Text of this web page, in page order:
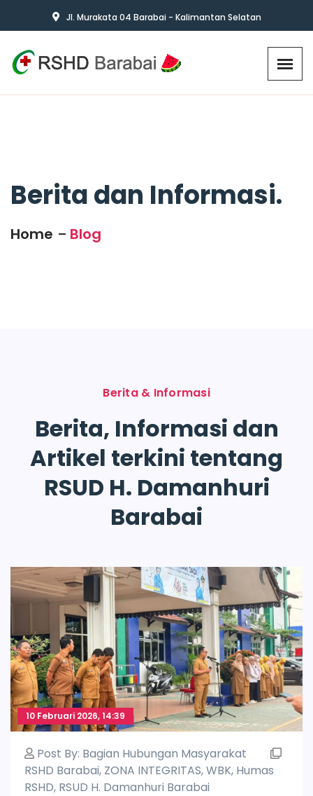
Jl. Murakata 04 Barabai - Kalimantan Selatan
Berita dan Informasi.
Home Blog
Berita & Informasi
Berita, Informasi dan
Artikel terkini tentang
RSUD H. Damanhuri
Barabai
10 Februari 2026, 14:39
Post By: Bagian Hubungan Masyarakat
RSHD Barabai, ZONA INTEGRITAS,WBK, Humas
RSHD, RSUD H. Damanhuri Barabai